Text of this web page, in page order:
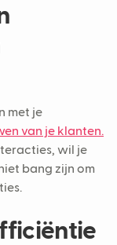
met je
van je klanten.
wil je
bang zijn om